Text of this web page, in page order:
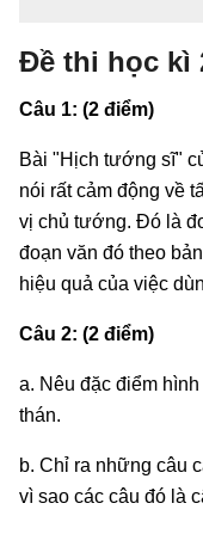
Đề thi học kì
Câu 1: (2 điểm)
Bài "Hịch tướng sĩ"
nói rất cảm động về
vị chủ tướng. Đó là
đoạn văn đó theo
hiệu quả của việc
Câu 2: (2 điểm)
a. Nêu đặc điểm
thán.
b. Chỉ ra những câu
vì sao các câu đó là